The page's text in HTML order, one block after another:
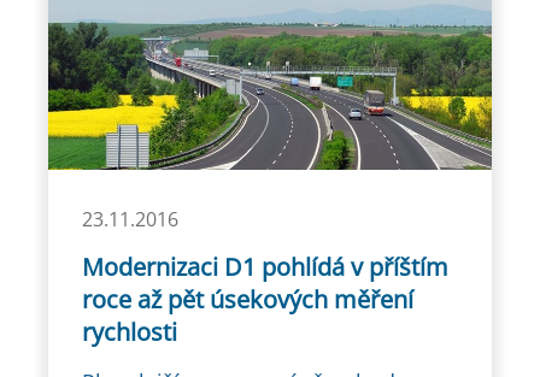
23.11.2016
Modernizaci D1 pohlídá v příštím
roce až pět úsekových měření
rychlosti